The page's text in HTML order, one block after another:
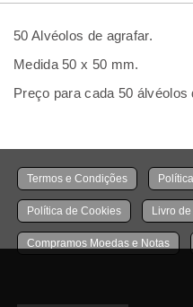
50 Alvéolos de agrafar.
Medida 50 x 50 mm.
Preço para cada 50 álvéolos
Termos e Condições
Política de Cookies Livro
Compramos Moedas e Notas